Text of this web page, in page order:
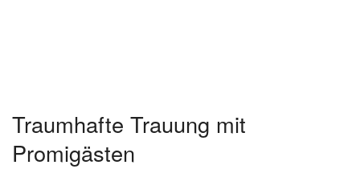
Traumhafte Trauung mit
Promigästen